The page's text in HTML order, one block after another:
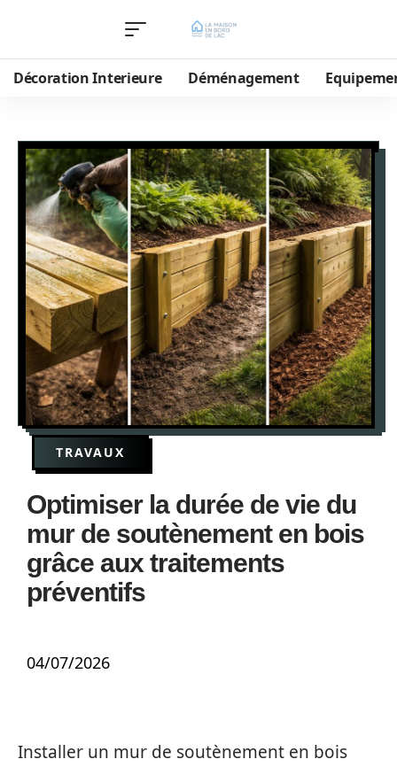
Décoration Interieure Déménagement
TRAVAUX
Optimiser la durée de vie du
mur de soutènement en bois
grâce aux traitements
préventifs
04/07/2026
Installer un mur de soutènement en bois